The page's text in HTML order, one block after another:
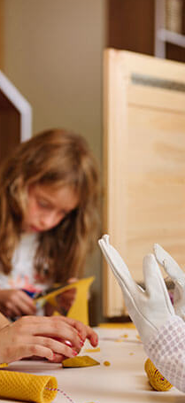
tak, aby deti zabavili
a zážitkami, ktoré
o deti vo vnútorných a
veku od 3 do 12 rokov s
zážitky, ktoré podporujú
denne od 9 ráno do 21